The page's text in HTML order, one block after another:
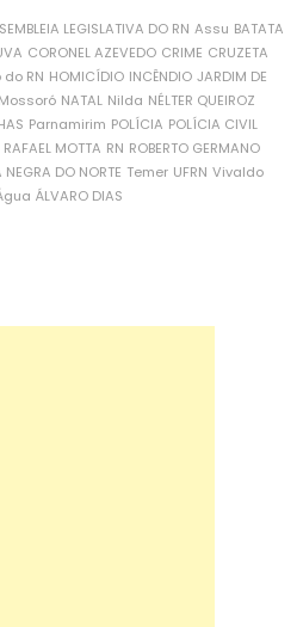
LEGISLATIVA DO RN Assu BATATA
CORONEL AZEVEDO CRIME CRUZETA
RN HOMICÍDIO INCÊNDIO JARDIM DE
Mossoró NATAL Nilda NÉLTER QUEIROZ
Parnamirim POLÍCIA POLÍCIA CIVIL
RAFAEL MOTTA RN ROBERTO GERMANO
NEGRA DO NORTE Temer UFRN Vivaldo
ÁLVARO DIAS